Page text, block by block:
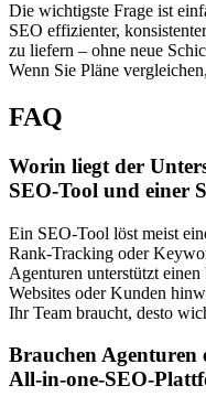
Die wichtigste Frage ist
SEO effizienter,
zu liefern – ohne neue
Wenn Sie Pläne
FAQ
Worin liegt der
SEO‑Tool und einer
Ein SEO‑Tool löst meist
Rank‑Tracking oder
Agenturen unterstützt
Websites oder Kunden
Ihr Team braucht, desto
Brauchen Agenturen